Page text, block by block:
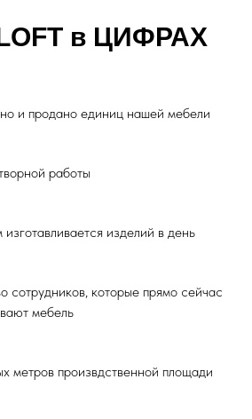
в ЦИФРАХ
и продано единиц нашей мебели
работы
изделий в день
сотрудников, которые прямо сейчас
мебель
метров произвдственной площади